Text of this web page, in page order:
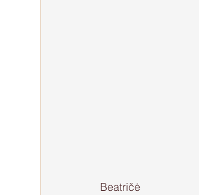
Beatričė